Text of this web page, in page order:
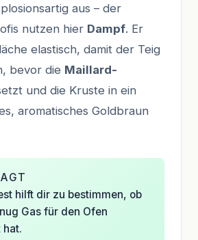
aus – der
nutzen hier Dampf. Er
elastisch, damit der Teig
bevor die Maillard-
und die Kruste in ein
aromatisches Goldbraun
hilft dir zu bestimmen, ob
Gas für den Ofen
hat.